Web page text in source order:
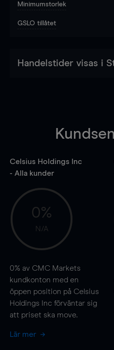
Minimumstorlek
GSLO tillåtet
Handelstider visas i
Celsius Holdings Inc
- Alla kunder
0%
N/A
0% av CMC Markets
kundkonton med en
öppen position på Celsius
Holdings Inc förväntar sig
att priset ska move.
Lär mer